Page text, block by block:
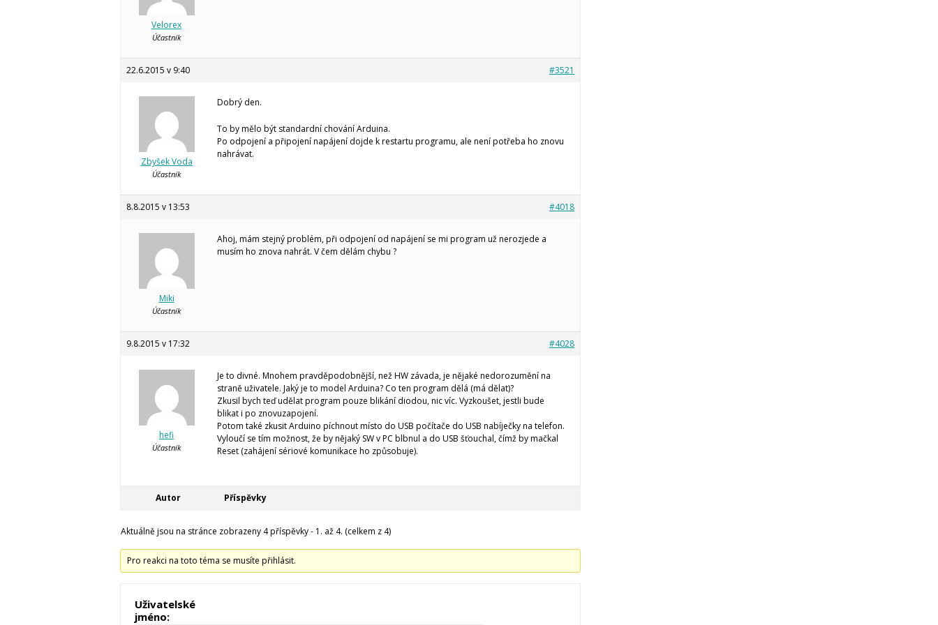
Velorex
Účastník
22.6.2015 v 9:40 #3521
Zbyšek Voda
Účastník
Dobrý den.
To by mělo být standardní chování Arduina.
Po odpojení a připojení napájení dojde k restartu programu, ale není potřeba ho znovu
nahrávat.
8.8.2015 v 13:53 #4018
Miki
Účastník
Ahoj, mám stejný problém, při odpojení od napájení se mi program už nerozjede a
musím ho znova nahrát. V čem dělám chybu ?
9.8.2015 v 17:32 #4028
hefi
Účastník
Je to divné. Mnohem pravděpodobnější, než HW závada, je nějaké nedorozumění na
straně uživatele. Jaký je to model Arduina? Co ten program dělá (má dělat)?
Zkusil bych teď udělat program pouze blikání diodou, nic víc. Vyzkoušet, jestli bude
blikat i po znovuzapojení.
Potom také zkusit Arduino píchnout místo do USB počítače do USB nabíječky na telefon.
Vyloučí se tím možnost, že by nějaký SW v PC blbnul a do USB šťouchal, čímž by mačkal
Reset (zahájení sériové komunikace ho způsobuje).
Autor Příspěvky
Aktuálně jsou na stránce zobrazeny 4 příspěvky - 1. až 4. (celkem z 4)
Pro reakci na toto téma se musíte přihlásit.
Uživatelské
jméno: